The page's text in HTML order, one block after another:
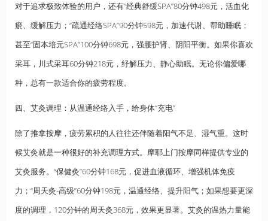
对于追求极致体验的用户，还有“经典舒缓SPA”80分钟498元，活血化
瘀、缓解压力；“疏通经络SPA”90分钟598元，加速代谢、帮助睡眠；
甚至“固本培元SPA”100分钟698元，强腰护肾、阴阳平衡。如果你喜欢
采耳，川式采耳60分钟218元，纾解压力、静心助眠。无论你偏爱哪
种，总有一款适合你的疲劳程度。
四、艾灸调理：从温通经络入手，给身体“充电”
除了推拿按摩 ，疲劳累积的人往往还伴随着阳气不足、湿气重。这时
候艾灸就是一种很好的补充调理方式。摩耶上门按摩同样提供专业的
艾灸服务。“保健灸”60分钟168元，促进血液循环、增强机体免疫
力；“周天灸-高级”60分钟198元，温通经络、提升阳气；如果想要更深
度的调理，120分钟的周天灸368元，效果更显著。艾灸的温热力量能